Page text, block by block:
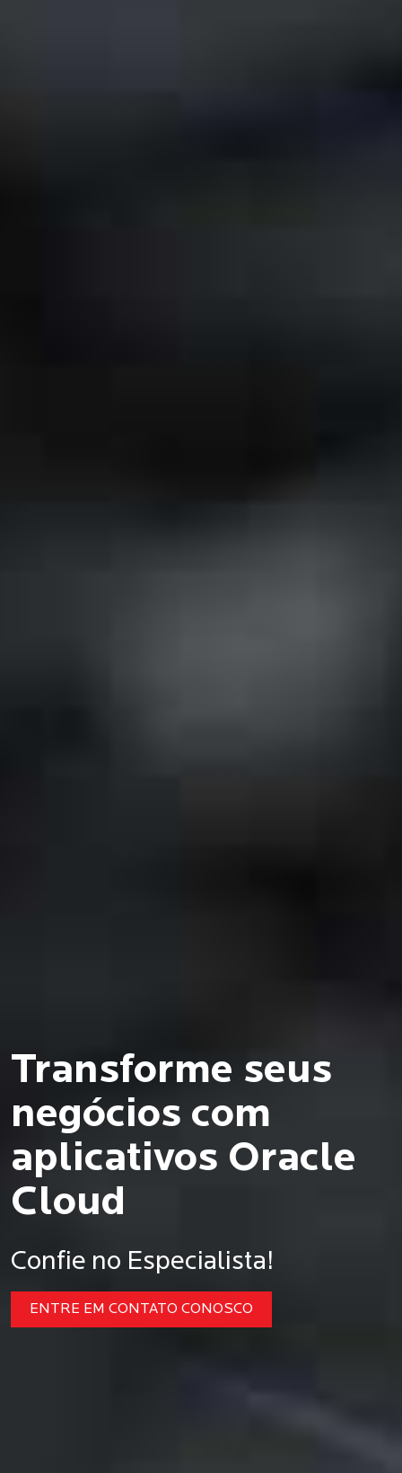
Transforme seus
negócios com
aplicativos Oracle
Cloud
Confie no Especialista!
ENTRE EM CONTATO CONOSCO